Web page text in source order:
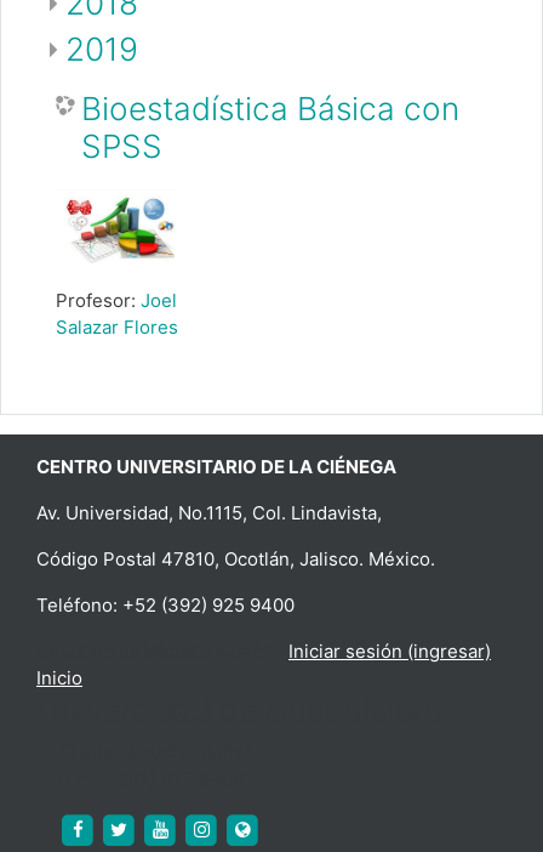
2019
Bioestadística Básica con
SPSS
Profesor: Joel
Salazar Flores
CENTRO UNIVERSITARIO DE LA CIÉNEGA
Av. Universidad, No.1115, Col. Lindavista,
Código Postal 47810, Ocotlán, Jalisco. México.
Teléfono: +52 (392) 925 9400
Iniciar sesión (ingresar)
Inicio
https://www.facebook.com/cucienega.oficial
https://twitter.com/cuci_oficial
https://www.youtube.com/c/
http://www.instagram.com/cuci_udeg